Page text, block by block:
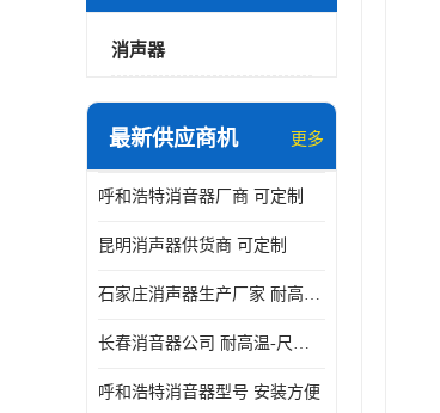
消声器
最新供应商机 更多
呼和浩特消音器厂商 可定制
昆明消声器供货商 可定制
石家庄消声器生产厂家 耐高温-尺寸可定制
长春消音器公司 耐高温-尺寸可定制
呼和浩特消音器型号 安装方便